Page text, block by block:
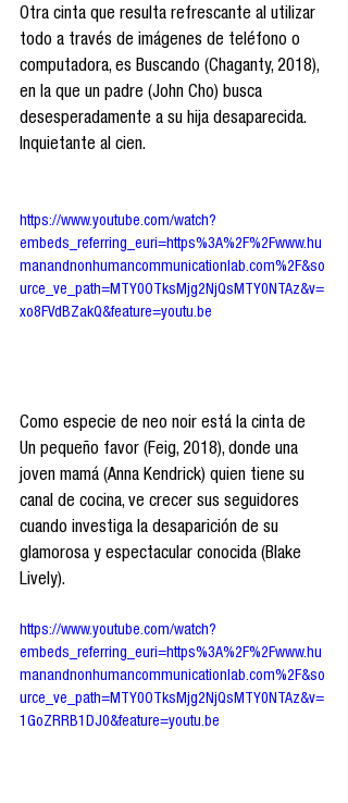
Otra cinta que resulta refrescante al utilizar
todo a través de imágenes de teléfono o
computadora, es Buscando (Chaganty, 2018),
en la que un padre (John Cho) busca
desesperadamente a su hija desaparecida.
Inquietante al cien.
https://www.youtube.com/watch?
embeds_referring_euri=https%3A%2F%2Fwww.hu
manandnonhumancommunicationlab.com%2F&so
urce_ve_path=MTY0OTksMjg2NjQsMTY0NTAz&v=
xo8FVdBZakQ&feature=youtu.be
Como especie de neo noir está la cinta de
Un pequeño favor (Feig, 2018), donde una
joven mamá (Anna Kendrick) quien tiene su
canal de cocina, ve crecer sus seguidores
cuando investiga la desaparición de su
glamorosa y espectacular conocida (Blake
Lively).
https://www.youtube.com/watch?
embeds_referring_euri=https%3A%2F%2Fwww.hu
manandnonhumancommunicationlab.com%2F&so
urce_ve_path=MTY0OTksMjg2NjQsMTY0NTAz&v=
1GoZRRB1DJ0&feature=youtu.be